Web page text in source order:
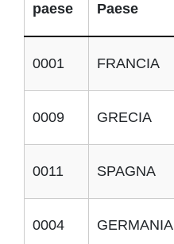
paese
Paese
0001 FRANCIA
0009 GRECIA
0011 SPAGNA
0004 GERMANIA